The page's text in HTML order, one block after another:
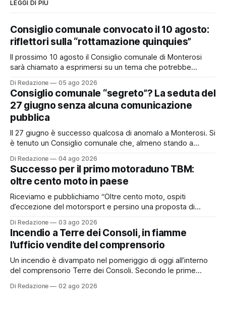
LEGGI DI PIÙ
Consiglio comunale convocato il 10 agosto:
riflettori sulla “rottamazione quinquies”
Il prossimo 10 agosto il Consiglio comunale di Monterosi
sarà chiamato a esprimersi su un tema che potrebbe
possibile adesione del Comune alla cosiddetta
“rottamazione quinquies” dei carichi affidati all’Agente della
Riscossione. Prima, però, c’è un tema politico che merita
Di Redazione 05 ago 2026
Consiglio comunale “segreto”? La seduta del
27 giugno senza alcuna comunicazione
pubblica
Il 27 giugno è successo qualcosa di anomalo a Monterosi. Si
è tenuto un Consiglio comunale che, almeno stando a
pubblicamente comunicato ai cittadini attraverso l’Albo
Pretorio. Un’anomalia che merita spiegazioni. Il Consiglio
comunale è, per sua natura, un’assemblea
Di Redazione 04 ago 2026
Successo per il primo motoraduno TBM:
oltre cento moto in paese
Riceviamo e pubblichiamo “Oltre cento moto, ospiti
d’eccezione del motorsport e persino una proposta di
organizzato da TBM a Monterosi, un evento che ha
superato le aspettative degli organizzatori richiamando
appassionati delle due ruote da tutto il Lazio e dalle regioni
limitrofe. Per
Di Redazione 03 ago 2026
Incendio a Terre dei Consoli, in fiamme
l’ufficio vendite del comprensorio
Un incendio è divampato nel pomeriggio di oggi all’interno
del comprensorio Terre dei Consoli. Secondo le prime
struttura adibita a ufficio vendite. Sul posto sono intervenuti
Di Redazione 02 ago 2026